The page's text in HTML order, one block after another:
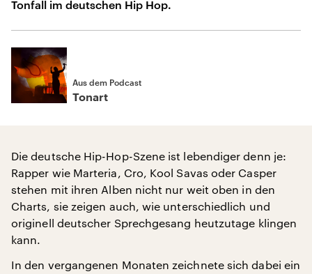
Tonfall im deutschen Hip Hop.
Aus dem Podcast
Tonart
Die deutsche Hip-Hop-Szene ist lebendiger denn je:
Rapper wie Marteria, Cro, Kool Savas oder Casper
stehen mit ihren Alben nicht nur weit oben in den
Charts, sie zeigen auch, wie unterschiedlich und
originell deutscher Sprechgesang heutzutage klingen
kann.
In den vergangenen Monaten zeichnete sich dabei ein